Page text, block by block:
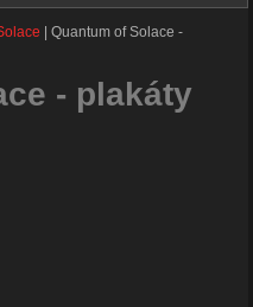
|Quantum of Solace -
- plakáty